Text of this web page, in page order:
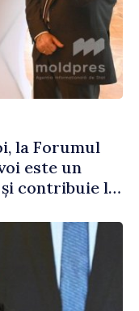
la Forumul
este un
contribuie la